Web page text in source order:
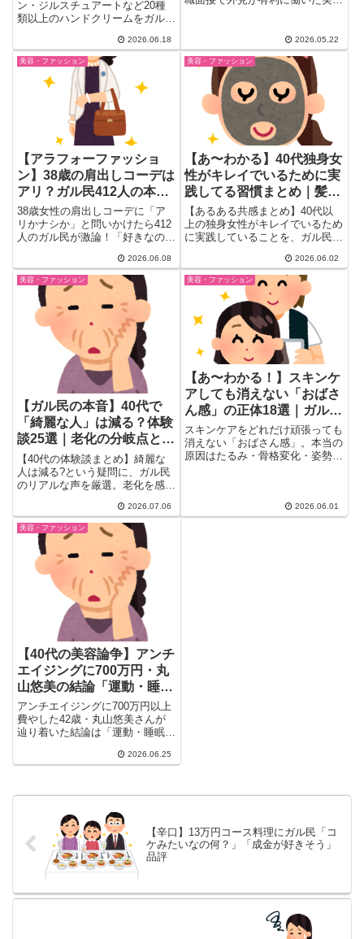
ン・ジルスチュアートなど20種
類以上のハンドクリームをガル民
高級デパコスまで、ベタつかな
い・敏感肌向け・夜用・手湿疹向
けなど用途別に整理。30〜50代
女性が本当に使い続けている愛用
品を徹底まとめしました。
2026.06.18
エットで人生が激変した話まで。
30〜50代女性のリアルな声20選
をまとめました。
2026.05.22
美容・ファッション
【アラフォーファッショ
ン】38歳の肩出しコーデは
アリ？ガル民412人の本音
まとめ｜似合う・年齢・清
潔感の本当のライン
38歳女性の肩出しコーデに「ア
リかナシか」と問いかけたら412
人のガル民が激論！「好きなの着
年齢より「似合うか・清潔感・ヘ
アメイクバランス」が本当の基準
というコメントも。アラフォーフ
ァッションの本音まとめ。
2026.06.08
美容・ファッション
【あ〜わかる】40代独身女
性がキレイでいるために実
践してる習慣まとめ｜髪・
肌・体型・清潔感18選
【あるある共感まとめ】40代以
上の独身女性がキレイでいるため
に実践していることを、ガル民が
型維持・清潔感・更年期の乗り越
え方まで、同世代のリアルな体験
を18件厳選。日頃の小さな習慣
の積み重ねが実を結ぶ、40代女
性の美容の知恵まとめ。
2026.06.02
美容・ファッション
【ガル民の本音】40代で
「綺麗な人」は減る？体験
談25選｜老化の分岐点とシ
ミ取り事情
【40代の体験談まとめ】綺麗な
人は減る?という疑問に、ガル民
のリアルな声を厳選。老化を感じ
皮ケア、ホワイトニングまで40
代美容のリアルを紹介。
2026.07.06
美容・ファッション
【あ〜わかる！】スキンケ
アしても消えない「おばさ
ん感」の正体18選｜ガル民
が語るたるみ・骨格・姿勢
スキンケアをどれだけ頑張っても
消えない「おばさん感」。本当の
原因はたるみ・骨格変化・姿勢・
応の美しさへの切り替え方まで、
思わず頷く本音を一気にまとめ。
2026.06.01
美容・ファッション
【40代の美容論争】アンチ
エイジングに700万円・丸
山悠美の結論「運動・睡
眠・食事」にガル民の反応
アンチエイジングに700万円以上
費やした42歳・丸山悠美さんが
辿り着いた結論は「運動・睡眠・
んでは整形顔への辛口コメントが
40代女性のリアルな美容論争ま
2026.06.25
【辛口】13万円コース料理にガル民「コ
ケみたいなの何？」「成金が好きそう」
品評